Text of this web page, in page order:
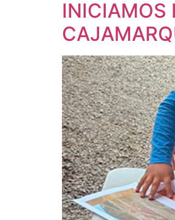
INICIAMOS